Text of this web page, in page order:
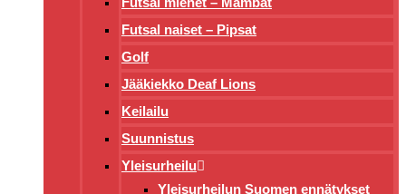
Futsal naiset – Pipsat
Golf
Jääkiekko Deaf Lions
Keilailu
Suunnistus
Yleisurheilu
Yleisurheilun Suomen ennätykset